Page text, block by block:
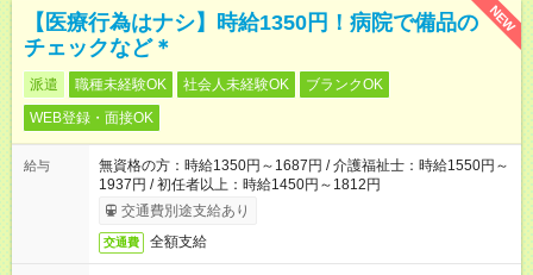
NEW
【医療行為はナシ】時給1350円！病院で備品の
チェックなど＊
派遣 職種未経験OK 社会人未経験OK
ブランクOK
WEB登録・面接OK
給与
無資格の方：時給1350円～1687円 / 介護福祉士：時給1550円～
1937円 / 初任者以上：時給1450円～1812円
交通費別途支給あり
交通費 全額支給